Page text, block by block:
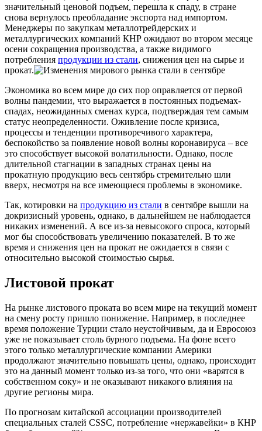
значительный ценовой подъем, перешла к спаду, в стране
снова вернулось преобладание экспорта над импортом.
Менеджеры по закупкам металлотрейдерских и
металлургических компаний КНР ожидают во втором месяце
осени сокращения производства, а также видимого
потребления продукции из стали, снижения цен на сырье и
прокат.
Экономика во всем мире до сих пор оправляется от первой
волны пандемии, что выражается в постоянных подъемах-
спадах, неожиданных сменах курса, подтверждая тем самым
статус неопределенности. Оживление после кризиса,
процессы и тенденции противоречивого характера,
беспокойство за появление новой волны коронавируса – все
это способствует высокой волатильности. Однако, после
длительной стагнации в западных странах цены на
прокатную продукцию весь сентябрь стремительно шли
вверх, несмотря на все имеющиеся проблемы в экономике.
Так, котировки на продукцию из стали в сентябре вышли на
докризисный уровень, однако, в дальнейшем не наблюдается
никаких изменений. А все из-за невысокого спроса, который
мог бы способствовать увеличению показателей. В то же
время и снижения цен на прокат не ожидается в связи с
относительно высокой стоимостью сырья.
Листовой прокат
На рынке листового проката во всем мире на текущий момент
на смену росту пришло понижение. Например, в последнее
время положение Турции стало неустойчивым, да и Евросоюз
уже не показывает столь бурного подъема. На фоне всего
этого только металлургические компании Америки
продолжают значительно повышать цены, однако, происходит
это на данный момент только из-за того, что они «варятся в
собственном соку» и не оказывают никакого влияния на
другие регионы мира.
По прогнозам китайской ассоциации производителей
специальных сталей CSSC, потребление «нержавейки» в КНР